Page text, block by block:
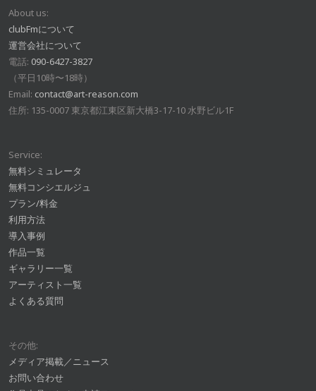
About us:
clubFmについて
運営会社について
電話: 090-6427-3827
（平日10時〜18時）
Email: contact@art-reason.com
住所: 135-0007 東京都江東区新大橋3-17-10 水野ビル1F
Service:
無料シミュレータ
無料コンシエルジュ
プラン/料金
利用方法
導入事例
作品一覧
ギャラリー一覧
アーティスト一覧
よくある質問
その他:
メディア掲載／ニュース
お問い合わせ